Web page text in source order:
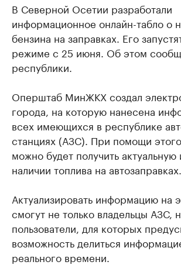
В Северной Осетии разработали
информационное онлайн-табло о
бензина на заправках. Его
режиме с 25 июня. Об этом
республики.
Оперштаб МинЖКХ создал
города, на которую нанесена
всех имеющихся в республике
станциях (АЗС). При помощи
можно будет получить
наличии топлива на автозаправках.
Актуализировать информацию на
смогут не только владельцы АЗС,
пользователи, для которых
возможность делиться
реального времени.